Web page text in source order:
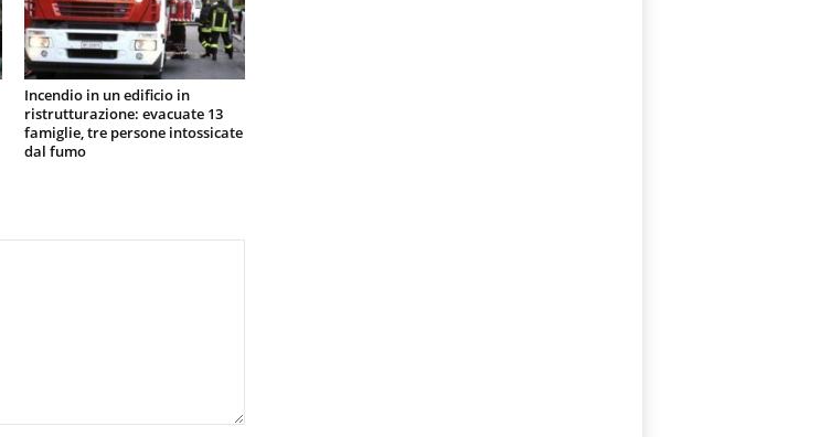
Incendio in un edificio in
ristrutturazione: evacuate 13
famiglie, tre persone intossicate
dal fumo